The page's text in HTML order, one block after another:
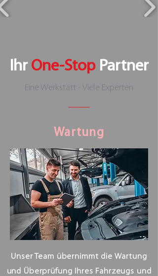
Ihr One-StopPartner
Eine Werkstatt - Viele Experten
Wartung
Unser Team übernimmt die Wartung
und Überprüfung Ihres Fahrzeugs und